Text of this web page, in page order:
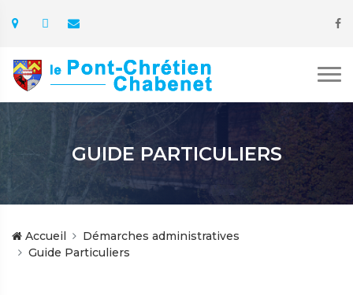
GUIDE PARTICULIERS
Accueil
Démarches administratives
Guide Particuliers